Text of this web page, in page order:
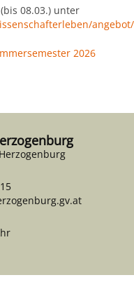
08.03.) unter
2026